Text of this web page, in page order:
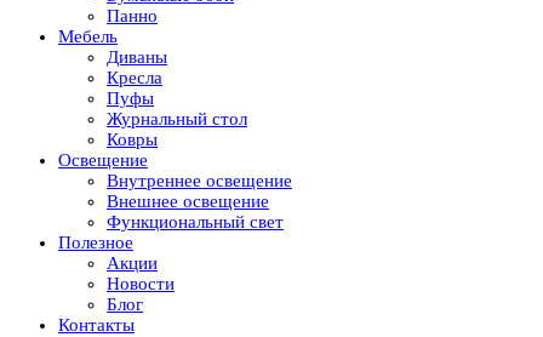
Панно
Мебель
Диваны
Кресла
Пуфы
Журнальный стол
Ковры
Освещение
Внутреннее освещение
Внешнее освещение
Функциональный свет
Полезное
Акции
Новости
Блог
Контакты